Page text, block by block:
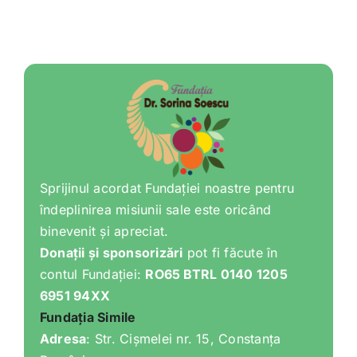
Iubim fructele
Sprijinul acordat Fundației noastre pentru
îndeplinirea misiunii sale este oricând
binevenit și apreciat.
Donații și sponsorizări pot fi făcute în
contul Fundației: RO65 BTRL 0140 1205
6951 94XX
Fundația Simile
Adresa: Str. Cișmelei nr. 15, Constanța